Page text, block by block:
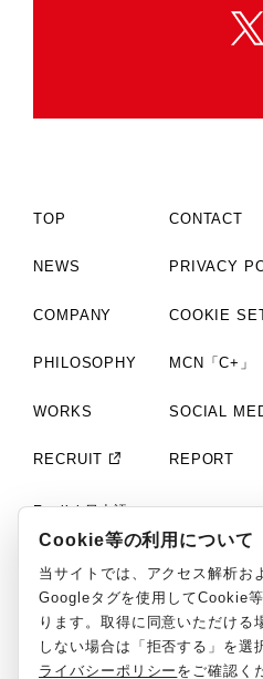
TOP
NEWS
COMPANY
PHILOSOPHY
WORKS
RECRUIT
CONTACT
PRIVACY
COOKIE
MCN「C+」
SOCIAL
REPORT
English日本語
©ClaN Entertainment inc.
Cookie等の利用について
当サイトでは、アクセス解析お
Googleタグを使用してCookie
ります。取得に同意いただける
しない場合は「拒否する」を選
ライバシーポリシー をご確認く